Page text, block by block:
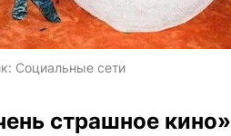
Социальные сети
страшное кино»